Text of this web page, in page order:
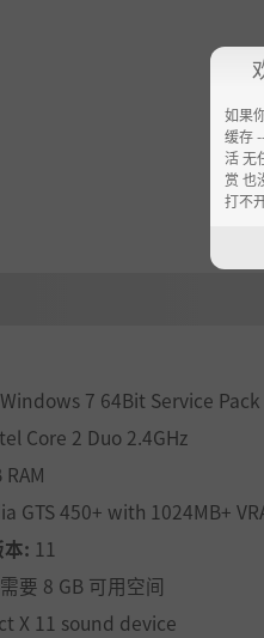
Windows 7 64Bit Service
Core 2 Duo 2.4GHz
RAM
GTS 450+ with 1024MB+
: 11
需要 8 GB 可用空间
X 11 sound device
如果
缓存
活 无
赏 也
打不